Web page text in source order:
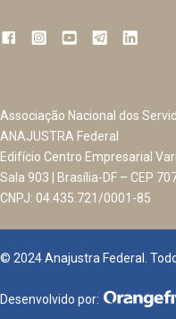
Associação Nacional dos
ANAJUSTRA Federal
Edifício Centro Empresarial
Sala 903 | Brasília-DF – CEP
CNPJ: 04.435.721/0001-85
© 2024 Anajustra Federal.
Desenvolvido por: